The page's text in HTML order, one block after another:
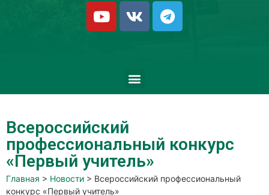
Всероссийский
профессиональный конкурс
«Первый учитель»
Главная > Новости > Всероссийский профессиональный
конкурс «Первый учитель»